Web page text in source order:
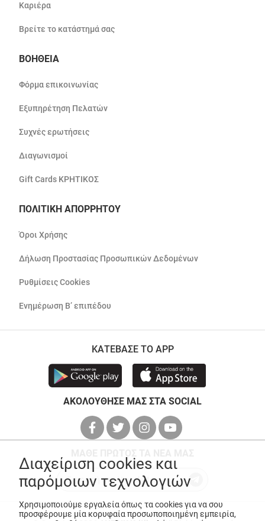
Καριέρα
Βρείτε το κατάστημά σας
ΒΟΗΘΕΙΑ
Φόρμα επικοινωνίας
Εξυπηρέτηση Πελατών
Συχνές ερωτήσεις
Διαγωνισμοί
Gift Cards ΚΡΗΤΙΚΟΣ
ΠΟΛΙΤΙΚΗ ΑΠΟΡΡΗΤΟΥ
Όροι Χρήσης
Δήλωση Προστασίας Προσωπικών Δεδομένων
Ρυθμίσεις Cookies
Ενημέρωση Β’ επιπέδου
ΚΑΤΕΒΑΣΕ ΤΟ APP
ΑΚΟΛΟΥΘΗΣΕ ΜΑΣ ΣΤΑ SOCIAL
Διαχείριση cookies και
παρόμοιων τεχνολογιών
Χρησιμοποιούμε εργαλεία όπως τα cookies για να σου
προσφέρουμε μία κορυφαία προσωποποιημένη εμπειρία,